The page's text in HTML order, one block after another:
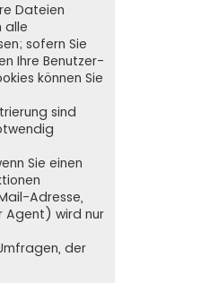
Dateien
alle
sofern Sie
Ihre Benutzer-
können Sie
sind
Sie einen
Adresse,
Agent) wird nur
der